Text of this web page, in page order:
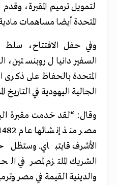
لتمويل ترميم المقبرة، وقدم
المتحدة أيضا مساهمات
وفي حفل الافتتاح، سلط
السفير دانيال روبنستين،
المتحدة بالحفاظ على
الجالية اليهودية في التاريخ
وقال: “لقد خدمت مقبرة
الأشرف قايتباي. وستظل
الشريك الملتزم لمصر في
والدينية القيمة في مصر